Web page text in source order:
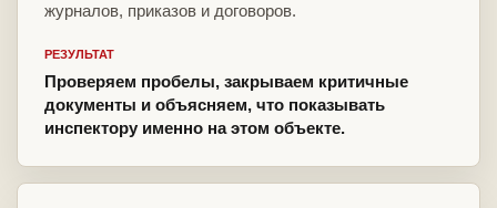
журналов, приказов и договоров.
РЕЗУЛЬТАТ
Проверяем пробелы, закрываем критичные
документы и объясняем, что показывать
инспектору именно на этом объекте.